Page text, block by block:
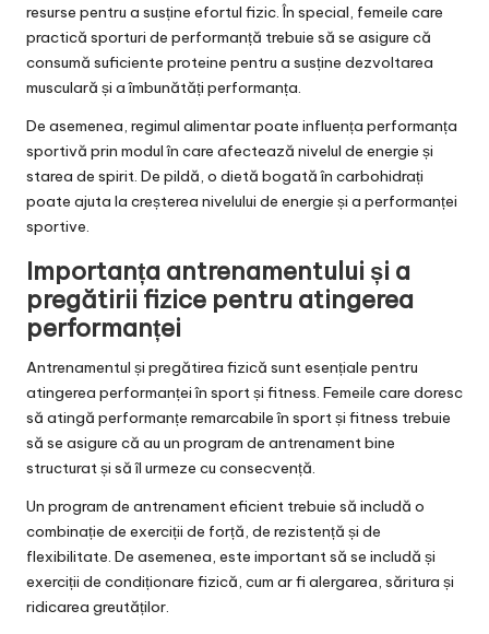
resurse pentru a susține efortul fizic. În special, femeile care
practică sporturi de performanță trebuie să se asigure că
consumă suficiente proteine pentru a susține dezvoltarea
musculară și a îmbunătăți performanța.
De asemenea, regimul alimentar poate influența performanța
sportivă prin modul în care afectează nivelul de energie și
starea de spirit. De pildă, o dietă bogată în carbohidrați
poate ajuta la creșterea nivelului de energie și a performanței
sportive.
Importanța antrenamentului și a
pregătirii fizice pentru atingerea
performanței
Antrenamentul și pregătirea fizică sunt esențiale pentru
atingerea performanței în sport și fitness. Femeile care doresc
să atingă performanțe remarcabile în sport și fitness trebuie
să se asigure că au un program de antrenament bine
structurat și să îl urmeze cu consecvență.
Un program de antrenament eficient trebuie să includă o
combinație de exerciții de forță, de rezistență și de
flexibilitate. De asemenea, este important să se includă și
exerciții de condiționare fizică, cum ar fi alergarea, săritura și
ridicarea greutăților.